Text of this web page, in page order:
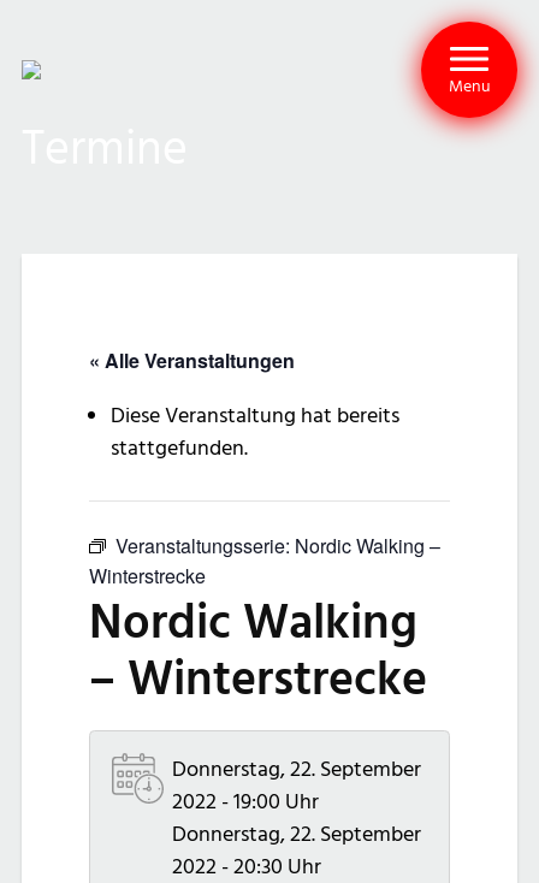
Menu
« Alle Veranstaltungen
Diese Veranstaltung hat bereits
stattgefunden.
Veranstaltungsserie: Nordic Walking –
Winterstrecke
Nordic Walking
– Winterstrecke
Donnerstag, 22. September
2022 - 19:00 Uhr
Donnerstag, 22. September
2022 - 20:30 Uhr